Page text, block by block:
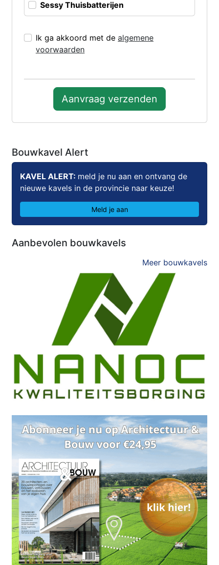
Sessy Thuisbatterijen
Ik ga akkoord met de algemene
voorwaarden
Aanvraag verzenden
Bouwkavel Alert
KAVEL ALERT: meld je nu aan en ontvang de
nieuwe kavels in de provincie naar keuze!
Meld je aan
Aanbevolen bouwkavels
Meer bouwkavels